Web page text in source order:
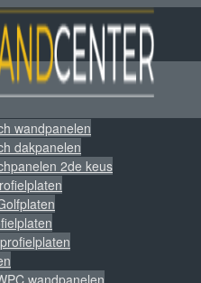
wandpanelen
dakpanelen
2de keus
wandpanelen